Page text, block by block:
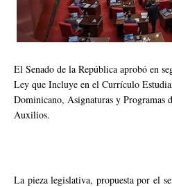
El Senado de la República aprobó en
Ley que Incluye en el Currículo
Dominicano, Asignaturas y Programas
Auxilios.
La pieza legislativa, propuesta por el